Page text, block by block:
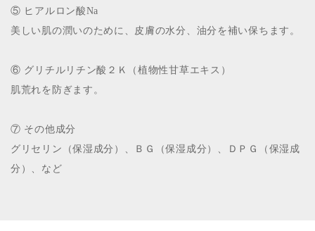
⑤ ヒアルロン酸Na
美しい肌の潤いのために、皮膚の水分、油分を補い保ちます。
⑥ グリチルリチン酸２Ｋ（植物性甘草エキス）
肌荒れを防ぎます。
⑦ その他成分
グリセリン（保湿成分）、ＢＧ（保湿成分）、ＤＰＧ（保湿成
分）、など